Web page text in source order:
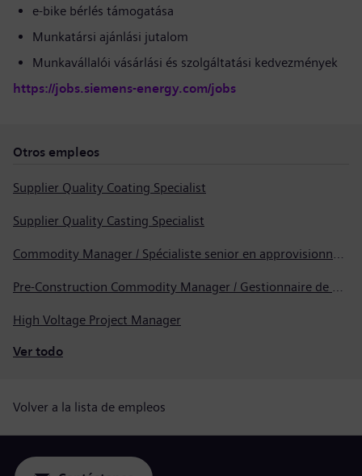
e-bike bérlés támogatása
Munkatársi ajánlási jutalom
Munkavállalói vásárlási és szolgáltatási kedvezmények
https://jobs.siemens-energy.com/jobs
Otros empleos
Supplier Quality Coating Specialist
Supplier Quality Casting Specialist
Commodity Manager / Spécialiste senior en approvisionnement
Pre-Construction Commodity Manager / Gestionnaire de produits avant la construction
High Voltage Project Manager
Ver todo
Volver a la lista de empleos